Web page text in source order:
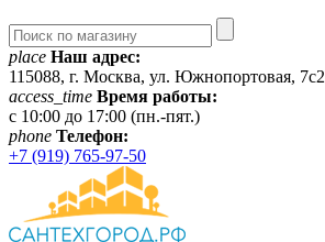
place Наш адрес:
115088, г. Москва, ул. Южнопортовая, 7с2
access_time Время работы:
c 10:00 до 17:00 (пн.-пят.)
phone Телефон:
+7 (919) 765-97-50